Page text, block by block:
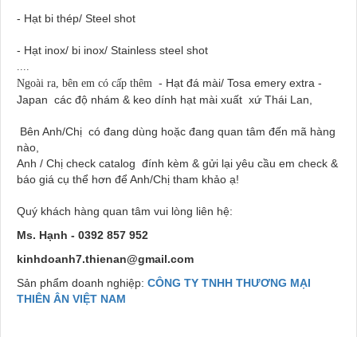
- Hạt bi thép/ Steel shot
- Hạt inox/ bi inox/ Stainless steel shot
Ngoài ra, bên em có cấp thêm - Hạt đá mài/ Tosa emery extra -
Japan các độ nhám & keo dính hạt mài xuất xứ Thái Lan,
Bên Anh/Chị có đang dùng hoặc đang quan tâm đến mã hàng
nào,
Anh / Chị check catalog đính kèm & gửi lại yêu cầu em check &
báo giá cụ thể hơn để Anh/Chị tham khảo ạ!
Quý khách hàng quan tâm vui lòng liên hệ:
Ms. Hạnh - 0392 857 952
kinhdoanh7.thienan@gmail.com
Sản phẩm doanh nghiệp: CÔNG TY TNHH THƯƠNG MẠI
THIÊN ÂN VIỆT NAM